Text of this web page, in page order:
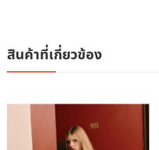
สินค้าที่เกี่ยวข้อง